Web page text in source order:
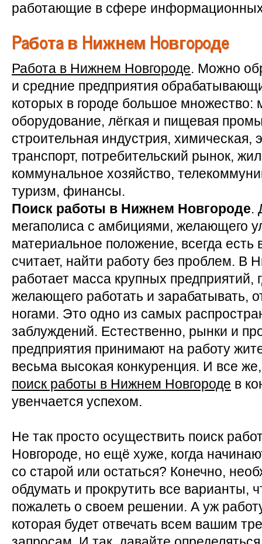
работающие в сфере информационных
Работа в Нижнем Новгороде
Работа в Нижнем Новгороде. Можно
и средние предприятия
которых в городе большое
оборудование, лёгкая и пищевая
строительная индустрия, химическая,
транспорт, потребительский рынок,
коммунальное хозяйство,
туризм, финансы.
Поиск работы в Нижнем Новгороде.
мегаполиса с амбициями, желающего
материальное положение, всегда есть
считает, найти работу без проблем. В
работает масса крупных предприятий,
желающего работать и зарабатывать,
ногами. Это одно из самых
заблуждений. Естественно, рынки и
предприятия принимают на работу
весьма высокая конкуренция. И все
поиск работы в Нижнем Новгороде в
увенчается успехом.
Не так просто осуществить поиск
Новгороде, но ещё хуже, когда
со старой или остаться? Конечно,
обдумать и прокрутить все варианты,
пожалеть о своем решении. А уж
которая будет отвечать всем вашим